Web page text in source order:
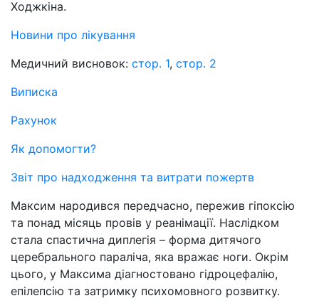
Ходжкіна.
Новини про лікування
Медичний висновок: стор. 1, стор. 2
Виписка
Рахунок
Як допомогти?
Звіт про надходження та витрати пожертв
Максим народився передчасно, пережив гіпоксію
та понад місяць провів у реанімації. Наслідком
стала спастична диплегія – форма дитячого
церебрального параліча, яка вражає ноги. Окрім
цього, у Максима діагностовано гідроцефалію,
епілепсію та затримку психомовного розвитку.